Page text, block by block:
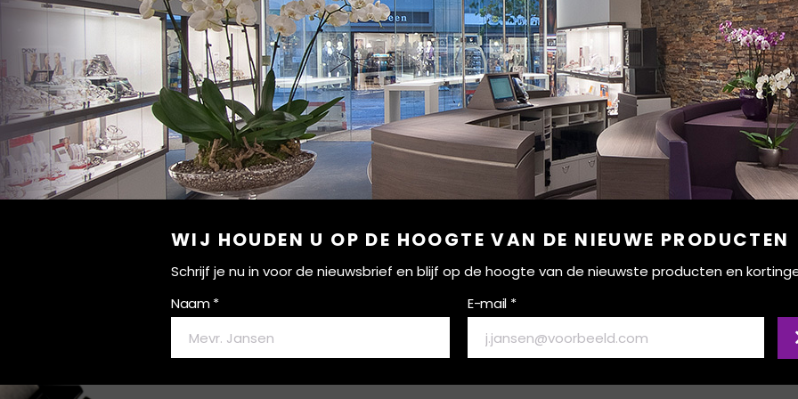
WIJ HOUDEN U OP DE HOOGTE VAN DE NIEUWE PRODUCTEN
Schrijf je nu in voor de nieuwsbrief en blijf op de hoogte van de nieuwste producten en
Naam *
E-mail *